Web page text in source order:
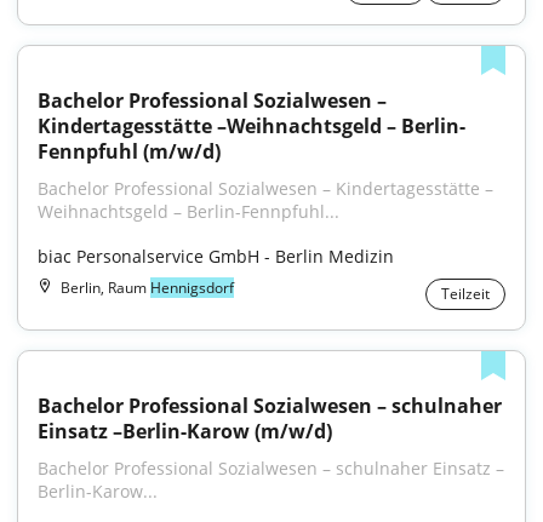
Bachelor Professional Sozialwesen –
Kindertagesstätte –Weihnachtsgeld – Berlin-
Fennpfuhl (m/w/d)
Bachelor Professional Sozialwesen – Kindertagesstätte –
Weihnachtsgeld – Berlin-Fennpfuhl...
biac Personalservice GmbH - Berlin Medizin
Berlin, Raum Hennigsdorf Teilzeit
Bachelor Professional Sozialwesen – schulnaher
Einsatz –Berlin-Karow (m/w/d)
Bachelor Professional Sozialwesen – schulnaher Einsatz –
Berlin-Karow...